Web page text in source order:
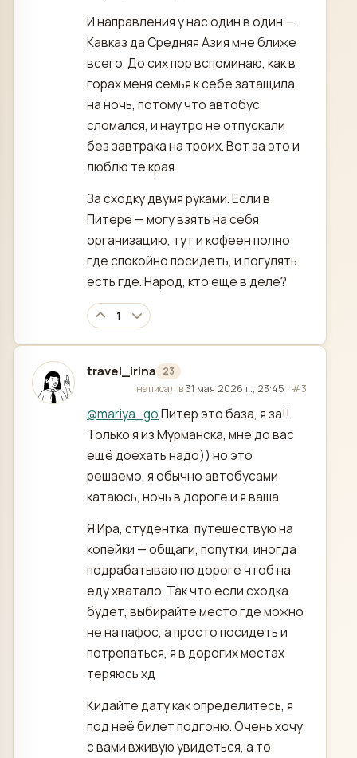
И направления у нас один в один —
Кавказ да Средняя Азия мне ближе
всего. До сих пор вспоминаю, как в
горах меня семья к себе затащила
на ночь, потому что автобус
сломался, и наутро не отпускали
без завтрака на троих. Вот за это и
люблю те края.
За сходку двумя руками. Если в
Питере — могу взять на себя
организацию, тут и кофеен полно
где спокойно посидеть, и погулять
есть где. Народ, кто ещё в деле?
1
travel_irina 23
отредактировано
написал в31 мая 2026 г., 23:45 · #3
@mariya_goПитер это база, я за!!
Только я из Мурманска, мне до вас
ещё доехать надо)) но это
решаемо, я обычно автобусами
катаюсь, ночь в дороге и я ваша.
Я Ира, студентка, путешествую на
копейки — общаги, попутки, иногда
подрабатываю по дороге чтоб на
еду хватало. Так что если сходка
будет, выбирайте место где можно
не на пафос, а просто посидеть и
потрепаться, я в дорогих местах
теряюсь хд
Кидайте дату как определитесь, я
под неё билет подгоню. Очень хочу
с вами вживую увидеться, а то